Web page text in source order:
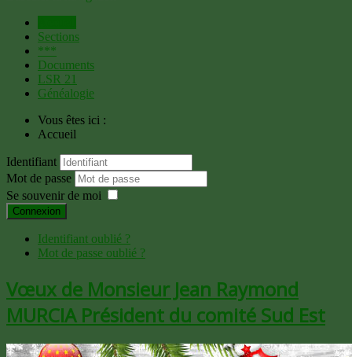
Sections
***
Documents
LSR 21
Généalogie
Vous êtes ici :
Accueil
Identifiant
Mot de passe
Se souvenir de moi
Connexion
Identifiant oublié ?
Mot de passe oublié ?
Vœux de Monsieur Jean Raymond
MURCIA Président du comité Sud Est